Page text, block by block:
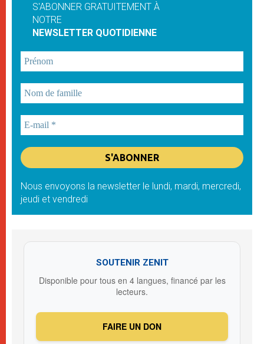
S'ABONNER GRATUITEMENT À
NOTRE
NEWSLETTER QUOTIDIENNE
Nous envoyons la newsletter le lundi, mardi, mercredi,
jeudi et vendredi
SOUTENIR ZENIT
Disponible pour tous en 4 langues, financé par les
lecteurs.
FAIRE UN DON